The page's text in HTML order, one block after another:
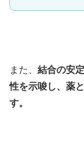
また、 結合の安
性を示唆し、薬
す。